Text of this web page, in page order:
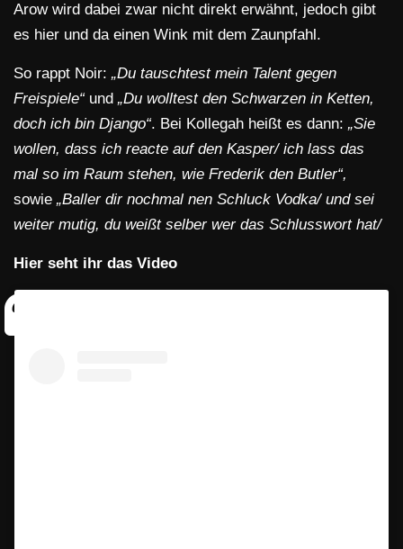
Arow wird dabei zwar nicht direkt erwähnt, jedoch gibt
es hier und da einen Wink mit dem Zaunpfahl.
So rappt Noir: „Du tauschtest mein Talent gegen
Freispiele“ und „Du wolltest den Schwarzen in Ketten,
doch ich bin Django“. Bei Kollegah heißt es dann: „Sie
wollen, dass ich reacte auf den Kasper/ ich lass das
mal so im Raum stehen, wie Frederik den Butler“,
sowie „Baller dir nochmal nen Schluck Vodka/ und sei
weiter mutig, du weißt selber wer das Schlusswort hat/
Hier seht ihr das Video